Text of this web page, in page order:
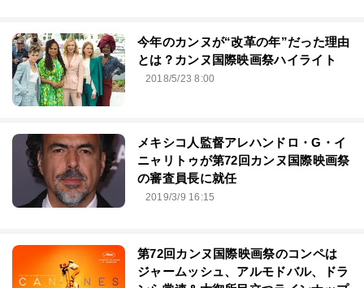
今年のカンヌが“改革の年”だった理由
とは？カンヌ国際映画祭ハイライト
2018/5/23 8:00
メキシコ人監督アレハンドロ・G・イ
ニャリトゥが第72回カンヌ国際映画祭
の審査員長に就任
2019/3/9 16:15
第72回カンヌ国際映画祭のコンペは
ジャームッシュ、アルモドバル、ドラ